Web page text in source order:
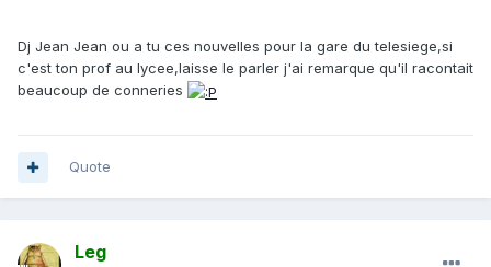
Dj Jean Jean ou a tu ces nouvelles pour la gare du telesiege,si
c'est ton prof au lycee,laisse le parler j'ai remarque qu'il racontait
beaucoup de conneries
Quote
Leg